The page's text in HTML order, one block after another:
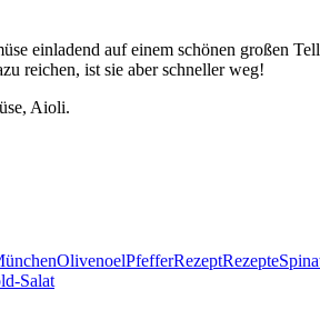
einladend auf einem schönen großen
reichen, ist sie aber schneller weg!
OlivenoelPfefferRezeptRezepte
Salat